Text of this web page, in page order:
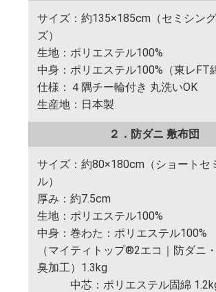
サイズ：約135×185cm（セミシン
ズ）
生地：ポリエステル100%
中身：ポリエステル100%（東レFT
仕様：４隅チー輪付き 丸洗いOK
生産地：日本製
２．防ダニ 敷布団
サイズ：約80×180cm（ショートセ
ル）
厚み：約7.5cm
生地：ポリエステル100%
中身：巻わた：ポリエステル100%
（マイティトップ®2エコ｜防ダニ
臭加工）1.3kg
中芯：ポリエステル固綿